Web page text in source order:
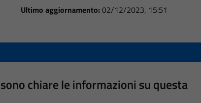
Ultimo aggiornamento: 02/12/2023, 15:51
chiare le informazioni su questa